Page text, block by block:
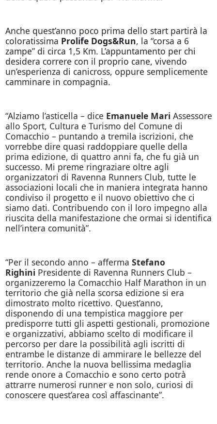
Anche quest’anno poco prima dello start partirà la
coloratissima Prolife Dogs&Run, la “corsa a 6
zampe” di circa 1,5 Km. L’appuntamento per chi
desidera correre con il proprio cane, vivendo
un’esperienza di canicross, oppure semplicemente
camminare in compagnia.
“Alziamo l’asticella – dice Emanuele Mari Assessore
allo Sport, Cultura e Turismo del Comune di
Comacchio – puntando a tremila iscrizioni, che
vorrebbe dire quasi raddoppiare quelle della
prima edizione, di quattro anni fa, che fu già un
successo. Mi preme ringraziare oltre agli
organizzatori di Ravenna Runners Club, tutte le
associazioni locali che in maniera integrata hanno
condiviso il progetto e il nuovo obiettivo che ci
siamo dati. Contribuendo con il loro impegno alla
riuscita della manifestazione che ormai si identifica
nell’intera comunità”.
“Per il secondo anno – afferma Stefano
Righini Presidente di Ravenna Runners Club –
organizzeremo la Comacchio Half Marathon in un
territorio che già nella scorsa edizione si era
dimostrato molto ricettivo. Quest’anno,
disponendo di una tempistica maggiore per
predisporre tutti gli aspetti gestionali, promozione
e organizzativi, abbiamo scelto di modificare il
percorso per dare la possibilità agli iscritti di
entrambe le distanze di ammirare le bellezze del
territorio. Anche la nuova bellissima medaglia
rende onore a Comacchio e sono certo potrà
attrarre numerosi runner e non solo, curiosi di
conoscere quest’area così affascinante”.